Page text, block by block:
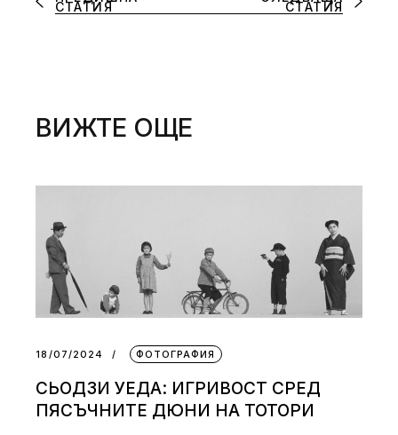
СТАТИЯ СТАТИЯ
ВИЖТЕ ОЩЕ
18/07/2024 ФОТОГРАФИЯ
СЬОДЗИ УЕДА: ИГРИВОСТ СРЕД
ПЯСЪЧНИТЕ ДЮНИ НА ТОТОРИ